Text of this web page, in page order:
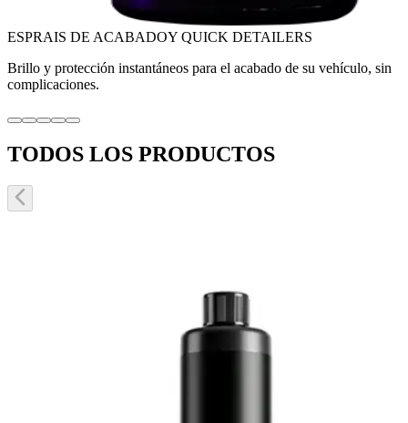
ESPRAIS DE ACABADOY QUICK DETAILERS
Brillo y protección instantáneos para el acabado de su vehículo, sin
complicaciones.
TODOS LOS PRODUCTOS